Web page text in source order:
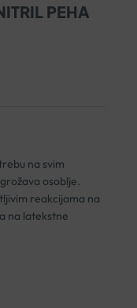
PEHA
na svim
osoblje.
reakcijama na
na latekstne